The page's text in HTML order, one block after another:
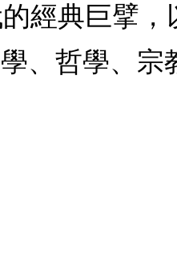
經典巨擘
、哲學、宗